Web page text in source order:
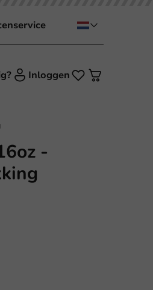
Inloggen
-